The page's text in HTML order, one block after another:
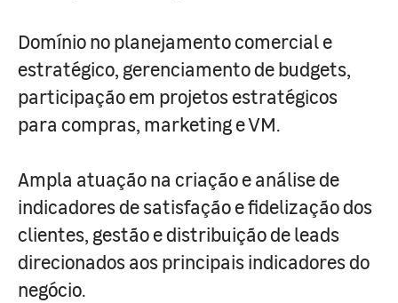
Domínio no planejamento comercial e
estratégico, gerenciamento de budgets,
participação em projetos estratégicos
para compras, marketing e VM.
Ampla atuação na criação e análise de
indicadores de satisfação e fidelização dos
clientes, gestão e distribuição de leads
direcionados aos principais indicadores do
negócio.